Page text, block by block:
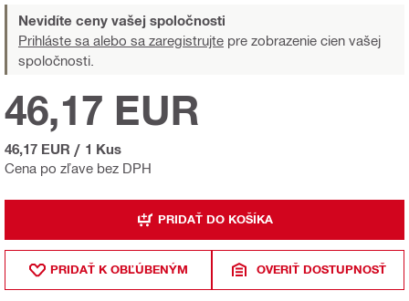
Nevidíte ceny vašej spoločnosti
Prihláste sa alebo sa zaregistrujte pre zobrazenie cien vašej
spoločnosti.
Cena po zľave bez DPH
46,17 EUR
46,17 EUR / 1 Kus
PRIDAŤ DO KOŠÍKA
PRIDAŤ K OBĽÚBENÝM OVERIŤ DOSTUPNOSŤ